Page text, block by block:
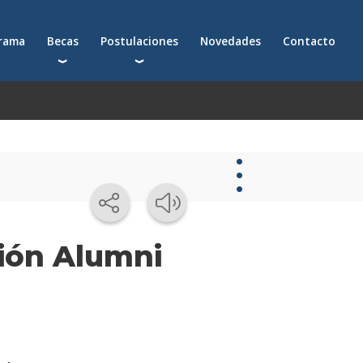
Becas
Becas para postgrados
Postulaciones
Cómo postularte a un postgrado
Novedades Contacto
Alumni